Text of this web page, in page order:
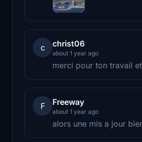
c christ06
about 1 year ago
merci pour ton travail
F Freeway
about 1 year ago
alors une mis a jour